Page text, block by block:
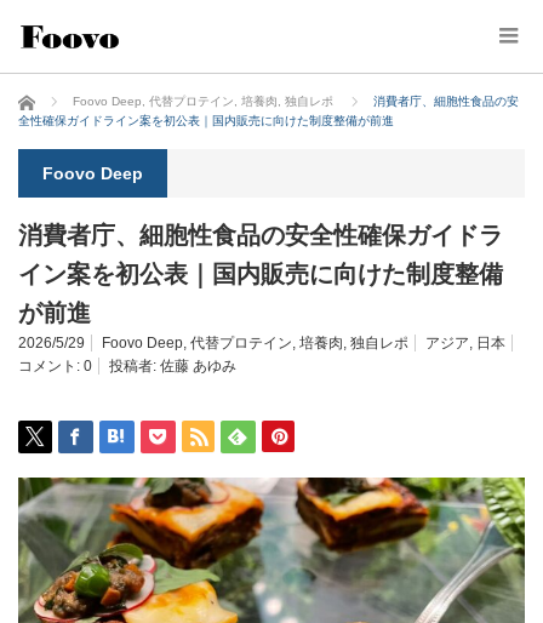
ホーム Foovo Deep 代替プロテイン 培養肉 独自レポ
消費者庁、細胞性食品の安
全性確保ガイドライン案を初公表｜国内販売に向けた制度整備が前進
Foovo Deep
消費者庁、細胞性食品の安全性確保ガイドラ
イン案を初公表｜国内販売に向けた制度整備
が前進
2026/5/29 Foovo Deep, 代替プロテイン, 培養肉, 独自レポ アジア, 日本
コメント: 0 投稿者: 佐藤 あゆみ